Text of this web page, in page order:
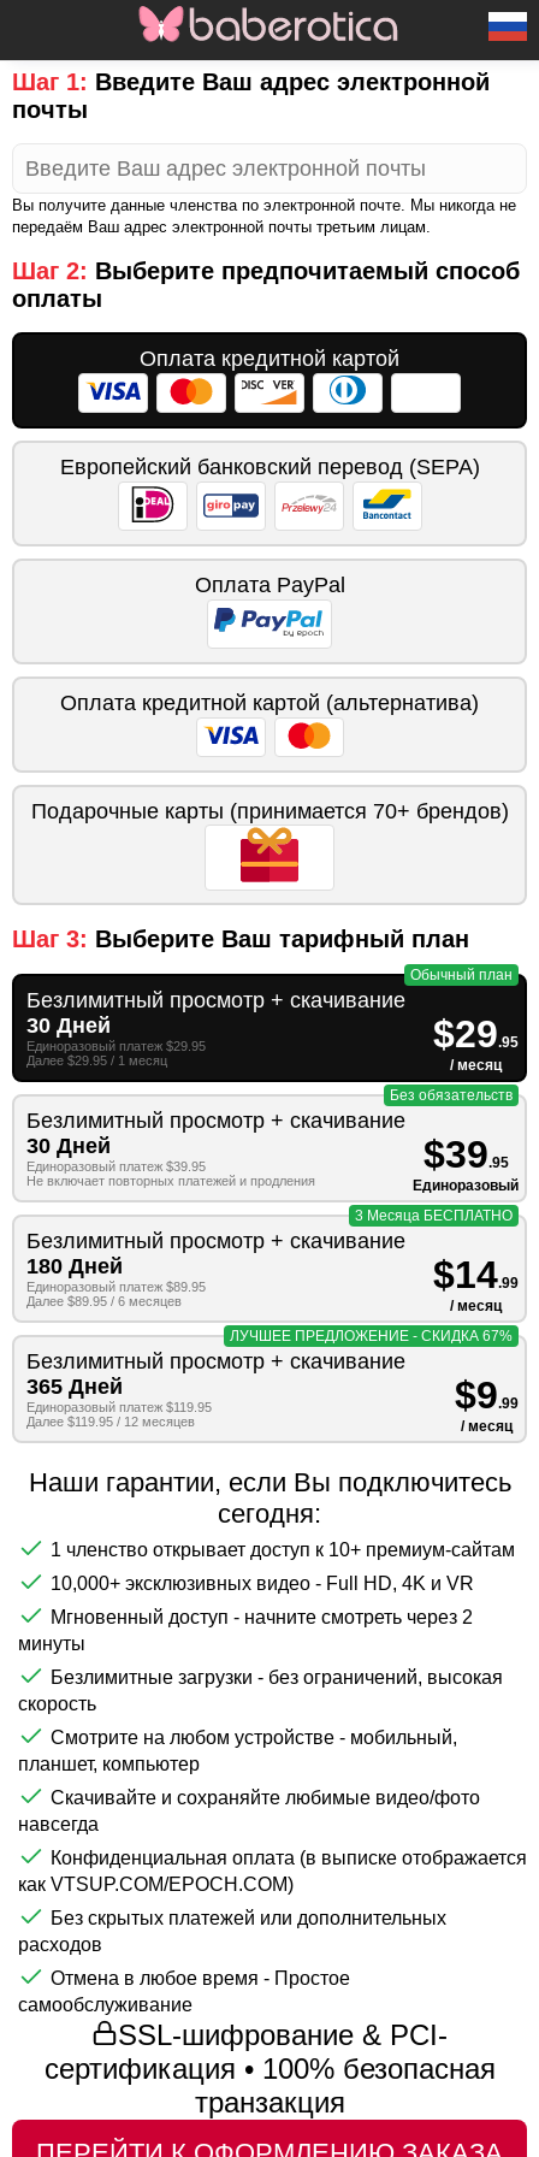
Шаг 1: Введите Ваш адрес электронной
почты
Вы получите данные членства по электронной почте. Мы никогда не
передаём Ваш адрес электронной почты третьим лицам.
Шаг 2: Выберите предпочитаемый способ
оплаты
Оплата кредитной картой
Европейский банковский перевод (SEPA)
Оплата PayPal
Оплата кредитной картой (альтернатива)
Подарочные карты (принимается 70+ брендов)
Шаг 3: Выберите Ваш тарифный план
Безлимитный просмотр + скачивание
30 Дней
Единоразовый платеж $29.95
Далее $29.95 / 1 месяц
$29.95
/ месяц
Обычный план
Безлимитный просмотр + скачивание
30 Дней
Единоразовый платеж $39.95
Не включает повторных платежей и продления
$39.95
Единоразовый
Без обязательств
Безлимитный просмотр + скачивание
180 Дней
Единоразовый платеж $89.95
Далее $89.95 / 6 месяцев
$14.99
/ месяц
3 Месяца БЕСПЛАТНО
Безлимитный просмотр + скачивание
365 Дней
Единоразовый платеж $119.95
Далее $119.95 / 12 месяцев
$9.99
/ месяц
ЛУЧШЕЕ ПРЕДЛОЖЕНИЕ - СКИДКА 67%
Наши гарантии, если Вы подключитесь
сегодня:
1 членство открывает доступ к 10+ премиум-сайтам
10,000+ эксклюзивных видео - Full HD, 4K и VR
Мгновенный доступ - начните смотреть через 2
минуты
Безлимитные загрузки - без ограничений, высокая
скорость
Смотрите на любом устройстве - мобильный,
планшет, компьютер
Скачивайте и сохраняйте любимые видео/фото
навсегда
Конфиденциальная оплата (в выписке отображается
как VTSUP.COM/EPOCH.COM)
Без скрытых платежей или дополнительных
расходов
Отмена в любое время - Простое
самообслуживание
SSL-шифрование & PCI-
сертификация • 100% безопасная
транзакция